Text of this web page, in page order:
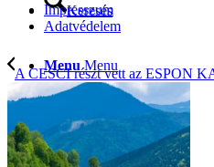
Keresés
Menu Menu
Impresszum
Adatvédelem
A CESCI részt vett az ESPON